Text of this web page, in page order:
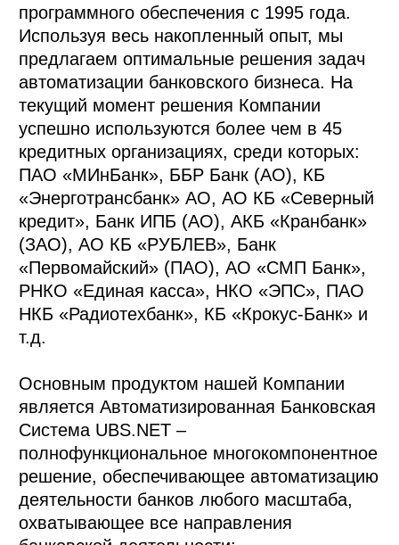
программного обеспечения с 1995 года.
Используя весь накопленный опыт, мы
предлагаем оптимальные решения задач
автоматизации банковского бизнеса. На
текущий момент решения Компании
успешно используются более чем в 45
кредитных организациях, среди которых:
ПАО «МИнБанк», ББР Банк (АО), КБ
«Энерготрансбанк» АО, АО КБ «Северный
кредит», Банк ИПБ (АО), АКБ «Кранбанк»
(ЗАО), АО КБ «РУБЛЕВ», Банк
«Первомайский» (ПАО), АО «СМП Банк»,
РНКО «Единая касса», НКО «ЭПС», ПАО
НКБ «Радиотехбанк», КБ «Крокус-Банк» и
т.д.
Основным продуктом нашей Компании
является Автоматизированная Банковская
Система UBS.NET –
полнофункциональное многокомпонентное
решение, обеспечивающее автоматизацию
деятельности банков любого масштаба,
охватывающее все направления